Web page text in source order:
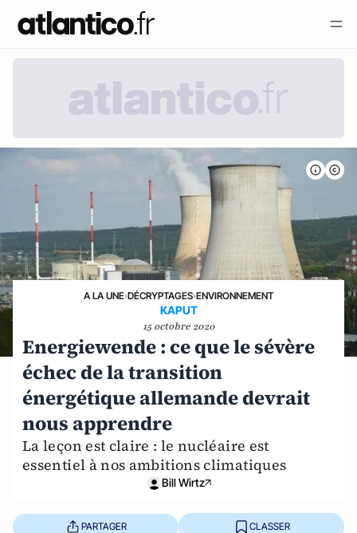
A LA UNE›DÉCRYPTAGES›ENVIRONNEMENT
KAPUT
15 octobre 2020
Energiewende : ce que le sévère
échec de la transition
énergétique allemande devrait
nous apprendre
La leçon est claire : le nucléaire est
essentiel à nos ambitions climatiques
Bill Wirtz
PARTAGER CLASSER